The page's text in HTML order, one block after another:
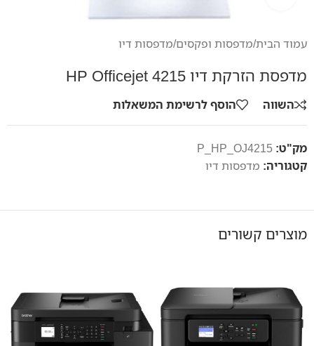
עמוד הבית/מדפסות ופקסים/מדפסות דיו
מדפסת הזרקת דיו HP Officejet 4215
השווה הוסף לרשימת המשאלות
מק"ט: P_HP_OJ4215
קטגוריה: מדפסות דיו
מוצרים קשורים